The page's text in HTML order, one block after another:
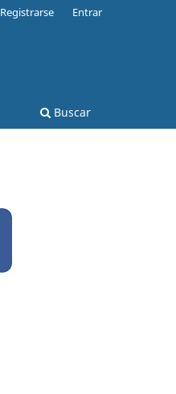
Buscar
Registrarse Entrar